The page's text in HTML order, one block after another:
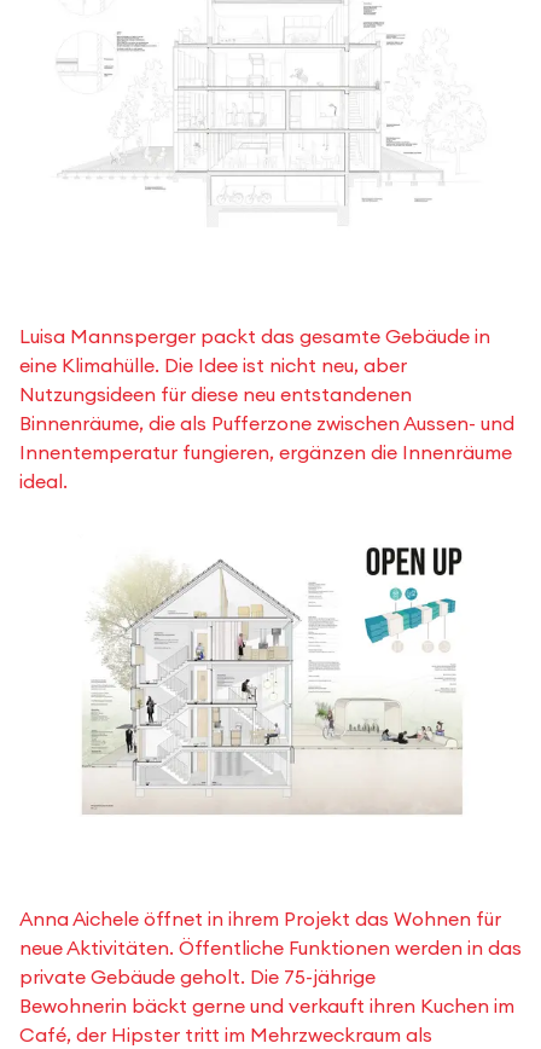
Luisa Mannsperger packt das gesamte Gebäude in
eine Klimahülle. Die Idee ist nicht neu, aber
Nutzungsideen für diese neu entstandenen
Binnenräume, die als Pufferzone zwischen Aussen- und
Innentemperatur fungieren, ergänzen die Innenräume
ideal.
Anna Aichele öffnet in ihrem Projekt das Wohnen für
neue Aktivitäten. Öffentliche Funktionen werden in das
private Gebäude geholt. Die 75-jährige
Bewohnerin bäckt gerne und verkauft ihren Kuchen im
Café, der Hipster tritt im Mehrzweckraum als